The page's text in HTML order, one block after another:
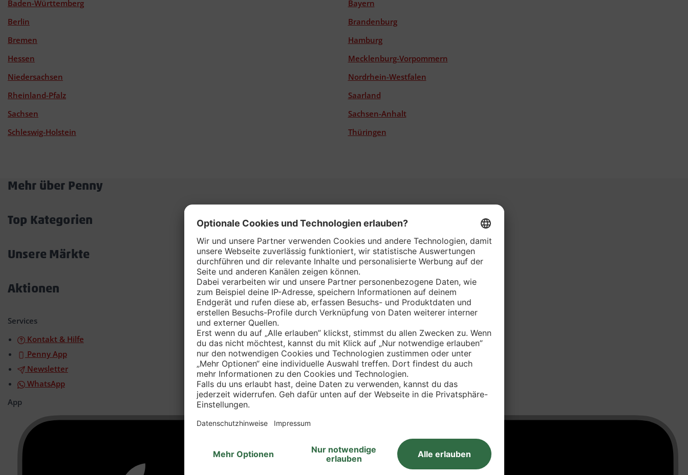
Baden-Württemberg
Bayern
Berlin
Brandenburg
Bremen
Hamburg
Hessen
Mecklenburg-Vorpommern
Niedersachsen
Nordrhein-Westfalen
Rheinland-Pfalz
Saarland
Sachsen
Sachsen-Anhalt
Schleswig-Holstein
Thüringen
Mehr über Penny
öffnen/schließen
Top Kategorien
Unsere Märkte
Aktionen
Services
Kontakt & Hilfe
Penny App
Newsletter
WhatsApp
App